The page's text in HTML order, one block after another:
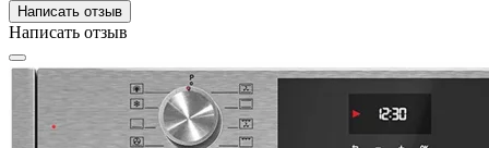
Написать отзыв
Написать отзыв